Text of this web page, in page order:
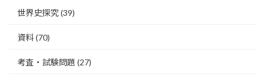
世界史探究(39)
資料(70)
考査・試験問題 (27)